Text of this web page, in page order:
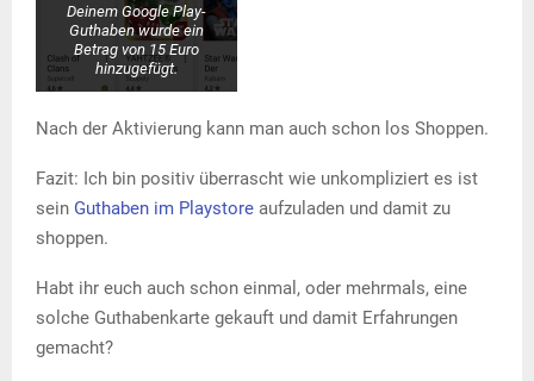
Deinem Google Play-
Guthaben wurde ein
Betrag von 15 Euro
hinzugefügt.
Nach der Aktivierung kann man auch schon los Shoppen.
Fazit: Ich bin positiv überrascht wie unkompliziert es ist
sein Guthaben im Playstore aufzuladen und damit zu
shoppen.
Habt ihr euch auch schon einmal, oder mehrmals, eine
solche Guthabenkarte gekauft und damit Erfahrungen
gemacht?